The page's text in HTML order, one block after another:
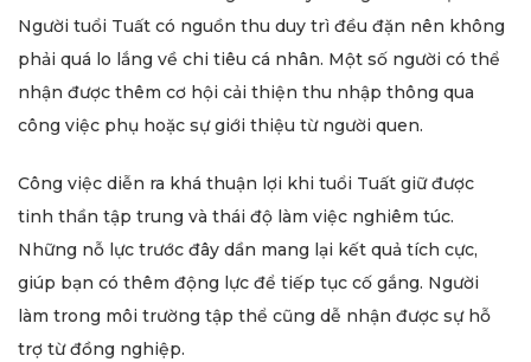
Người tuổi Tuất có nguồn thu duy trì đều đặn nên không
phải quá lo lắng về chi tiêu cá nhân. Một số người có thể
nhận được thêm cơ hội cải thiện thu nhập thông qua
công việc phụ hoặc sự giới thiệu từ người quen.
Công việc diễn ra khá thuận lợi khi tuổi Tuất giữ được
tinh thần tập trung và thái độ làm việc nghiêm túc.
Những nỗ lực trước đây dần mang lại kết quả tích cực,
giúp bạn có thêm động lực để tiếp tục cố gắng. Người
làm trong môi trường tập thể cũng dễ nhận được sự hỗ
trợ từ đồng nghiệp.